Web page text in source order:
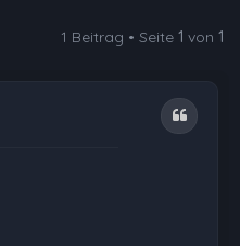
1 Beitrag • Seite 1 von 1
Zitat